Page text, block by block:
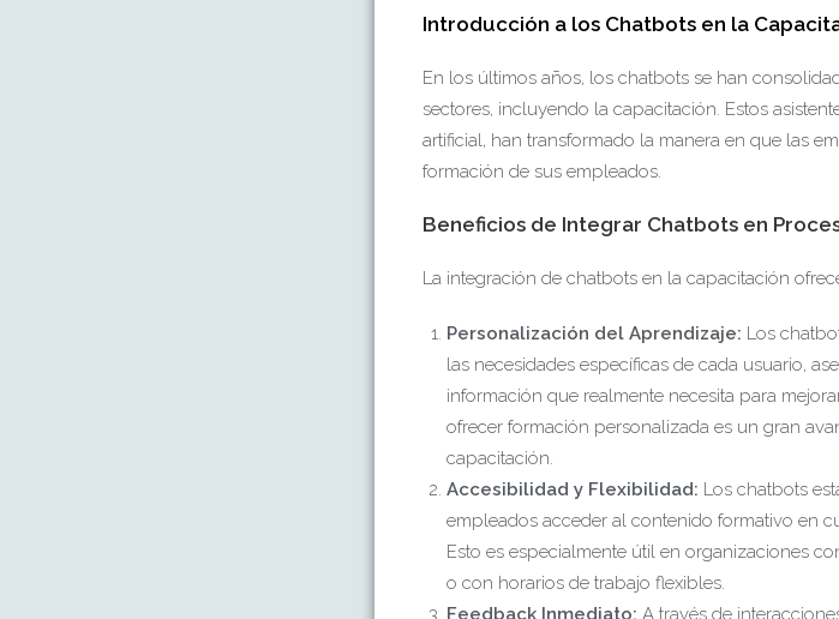
Introducción a los Chatbots en la
En los últimos años, los chatbots se han
sectores, incluyendo la capacitación. Estos
artificial, han transformado la manera en que las
formación de sus empleados.
Beneficios de Integrar Chatbots en
La integración de chatbots en la capacitación
Personalización del Aprendizaje: Los
las necesidades específicas de cada usuario,
información que realmente necesita para
ofrecer formación personalizada es un gran
capacitación.
Accesibilidad y Flexibilidad: Los chatbots
empleados acceder al contenido formativo en
Esto es especialmente útil en organizaciones
o con horarios de trabajo flexibles.
Feedback Inmediato: A través de